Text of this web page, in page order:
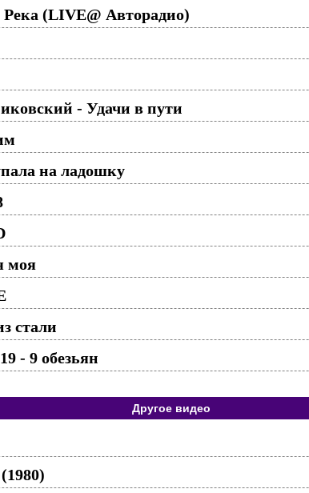
(LIVE@ Авторадио)
- Удачи в пути
на ладошку
моя
стали
- 9 обезьян
Другое видео